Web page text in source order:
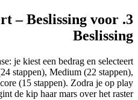
– Beslissing voor
Beslissing
je kiest een bedrag en selecteert
stappen), Medium (22 stappen),
(15 stappen). Zodra je op play
de kip haar mars over het raster.